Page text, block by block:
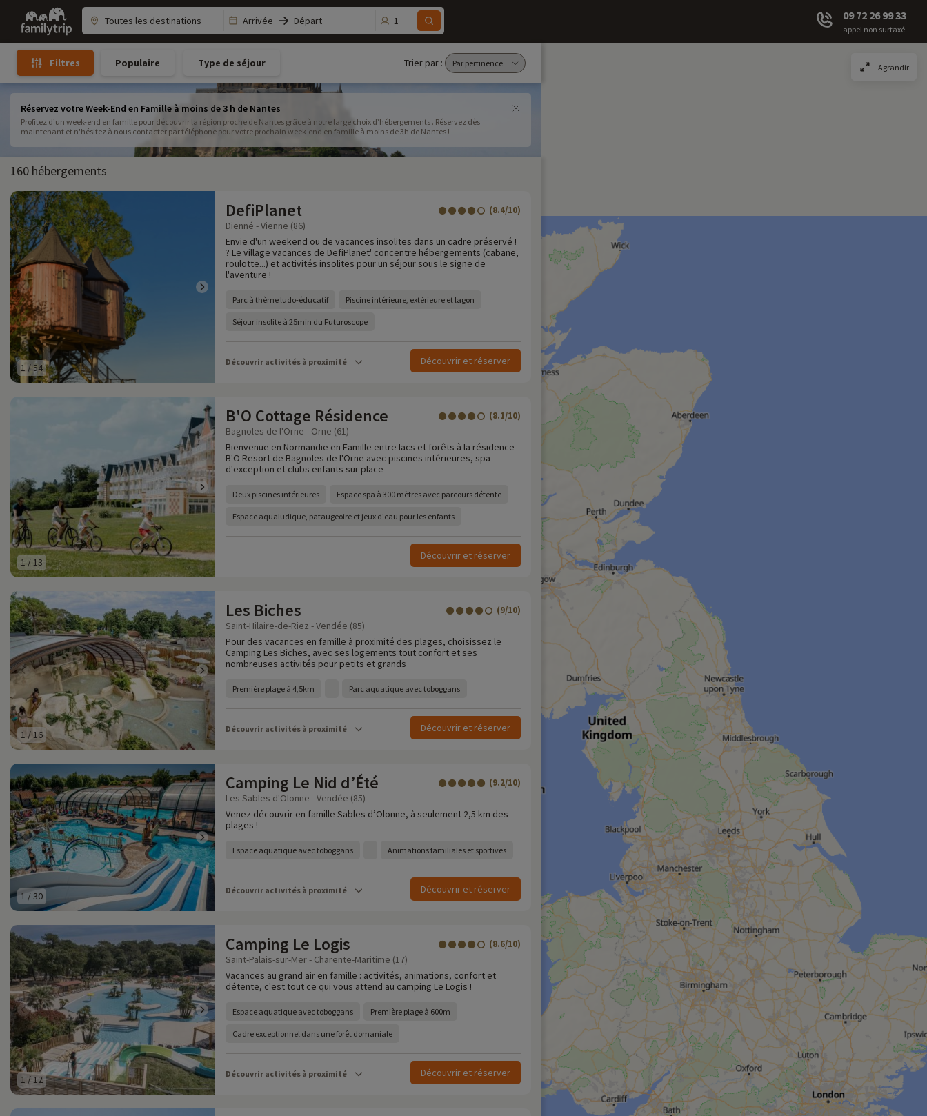
Family
trip
Arrivée Départ 1 09 72 26 99 33
appel non surtaxé
Filtres Populaire Type de séjour Trier par :
Réservez votre Week-End en Famille à moins de 3 h de Nantes
Profitez d’un week-end en famille pour découvrir la région proche de Nantes grâce à notre large choix d’hébergements . Réservez dès
maintenant et n'hésitez à nous contacter par téléphone pour votre prochain week-end en famille à moins de 3h de Nantes !
160 hébergements
1 /54
DefiPlanet (8.4/10)
Dienné - Vienne (86)
Envie d'un weekend ou de vacances insolites dans un cadre préservé !
? Le village vacances de DefiPlanet' concentre hébergements (cabane,
roulotte...) et activités insolites pour un séjour sous le signe de
l'aventure !
Parc à thème ludo-éducatif Piscine intérieure, extérieure et lagon
Séjour insolite à 25min du Futuroscope
Découvrir activités à proximité Découvrir et réserver
1 /13
B'O Cottage Résidence (8.1/10)
Bagnoles de l'Orne - Orne (61)
Bienvenue en Normandie en Famille entre lacs et forêts à la résidence
B'O Resort de Bagnoles de l'Orne avec piscines intérieures, spa
d'exception et clubs enfants sur place
Deux piscines intérieures Espace spa à 300 mètres avec parcours détente
Espace aqualudique, pataugeoire et jeux d'eau pour les enfants
Découvrir et réserver
1 /16
Les Biches (9/10)
Saint-Hilaire-de-Riez - Vendée (85)
Pour des vacances en famille à proximité des plages, choisissez le
Camping Les Biches, avec ses logements tout confort et ses
nombreuses activités pour petits et grands
Première plage à 4,5km Parc aquatique avec toboggans
Découvrir activités à proximité Découvrir et réserver
1 /30
Camping Le Nid d’Été (9.2/10)
Les Sables d'Olonne - Vendée (85)
Venez découvrir en famille Sables d’Olonne, à seulement 2,5 km des
plages !
Espace aquatique avec toboggans Animations familiales et sportives
Découvrir activités à proximité Découvrir et réserver
1 /12
Camping Le Logis (8.6/10)
Saint-Palais-sur-Mer - Charente-Maritime (17)
Vacances au grand air en famille : activités, animations, confort et
détente, c'est tout ce qui vous attend au camping Le Logis !
Espace aquatique avec toboggans Première plage à 600m
Cadre exceptionnel dans une forêt domaniale
Découvrir activités à proximité Découvrir et réserver
Agrandir